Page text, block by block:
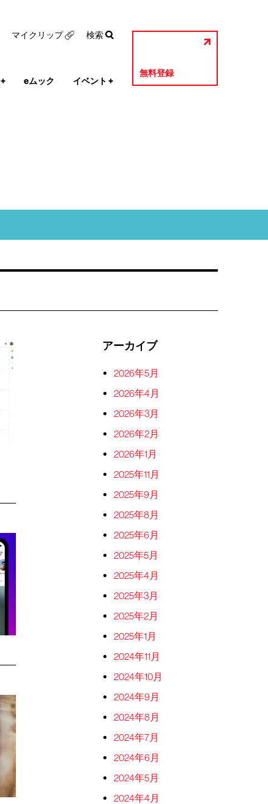
+ eムック イベント +
無料登録
マイクリップ 検索
アーカイブ
2026年5月
2026年4月
2026年3月
2026年2月
2026年1月
2025年11月
2025年9月
2025年8月
2025年6月
2025年5月
2025年4月
2025年3月
2025年2月
2025年1月
2024年11月
2024年10月
2024年9月
2024年8月
2024年7月
2024年6月
2024年5月
2024年4月